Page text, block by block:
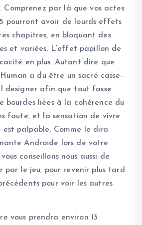
Comprenez par là que vos actes
pourront avoir de lourds effets
chapitres, en bloquant des
et variées. L’effet papillon de
en plus. Autant dire que
a du être un sacré casse-
designer afin que tout fasse
bourdes liées à la cohérence du
faute, et la sensation de vivre
est palpable. Comme le dira
Androïde lors de votre
conseillons nous aussi de
par le jeu, pour revenir plus tard
pour voir les autres
vous prendra environ 13